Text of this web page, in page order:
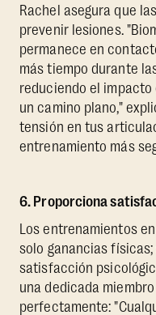
Rachel asegura que
prevenir lesiones.
permanece en
más tiempo durante
reduciendo el
un camino plano,"
tensión en tus
entrenamiento más
6. Proporciona
Los entrenamientos
solo ganancias
satisfacción
una dedicada
perfectamente: